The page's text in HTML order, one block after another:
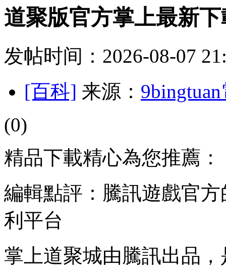
道聚版官方掌上最新下
发帖时间：2026-08-07
[百科] 来源：
(0)
精品下載精心為您推薦：
編輯點評：騰訊遊戲官
利平台
掌上道聚城由騰訊出品